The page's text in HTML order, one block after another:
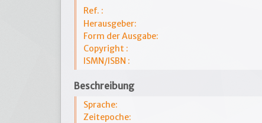
Ref. :
Herausgeber:
Form der Ausgabe:
Copyright :
ISMN/ISBN :
Beschreibung
Sprache:
Zeitepoche: